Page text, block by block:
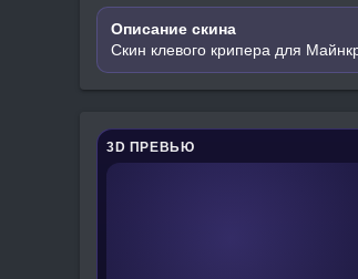
Описание скина
Скин клевого крипера для
3D ПРЕВЬЮ